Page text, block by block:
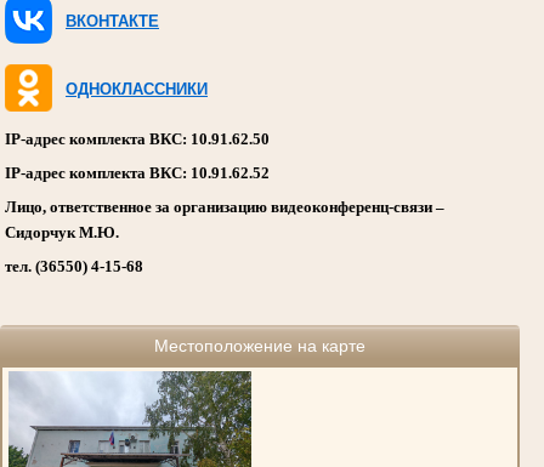
ВКОНТАКТЕ
ОДНОКЛАССНИКИ
IP-адрес комплекта ВКС: 10.91.62.50
IP-адрес комплекта ВКС: 10.91.62.52
Лицо, ответственное за организацию видеоконференц-связи –
Сидорчук М.Ю.
тел. (36550) 4-15-68
Местоположение на карте